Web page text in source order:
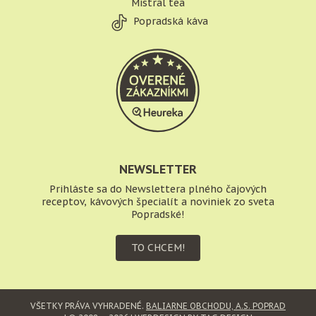
Popradská káva
NEWSLETTER
Prihláste sa do Newslettera plného čajových
receptov, kávových špecialít a noviniek zo sveta
Popradské!
TO CHCEM!
VŠETKY PRÁVA VYHRADENÉ. BALIARNE OBCHODU, A.S. POPRAD